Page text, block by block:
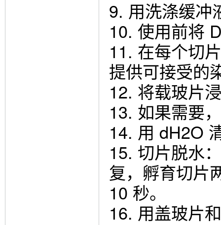
9. 用洗涤缓冲
10. 使用前将
11. 在每个切
提供可接受的
12. 将载玻片
13. 如果需要
14. 用 dH2O
15. 切片脱水
复，孵育切片
10 秒。
16. 用盖玻片